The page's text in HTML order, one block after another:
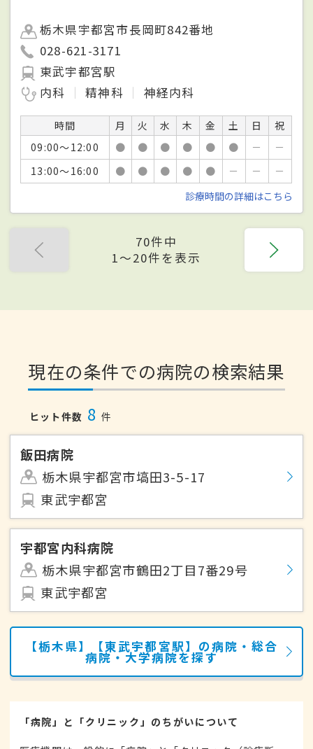
栃木県宇都宮市長岡町842番地
028-621-3171
東武宇都宮駅
内科
精神科 神経内科
時間 月 火 水 木 金 土 日
祝
09:00～12:00
● ● ● ● ● ● －
－
13:00～16:00
● ● ● ● ● － －
－
診療時間の詳細はこちら
70件中
1〜20件を表示
現在の条件での病院の検索結果
ヒット件数 8 件
飯田病院
栃木県宇都宮市塙田3-5-17
東武宇都宮
宇都宮内科病院
栃木県宇都宮市鶴田2丁目7番29号
東武宇都宮
【栃木県】【東武宇都宮駅】の病院・総合
病院・大学病院を探す
「病院」と「クリニック」のちがいについて